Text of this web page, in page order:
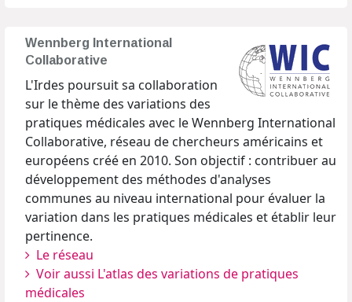
Wennberg International
Collaborative
L'Irdes poursuit sa collaboration
sur le thème des variations des
pratiques médicales avec le Wennberg International
Collaborative, réseau de chercheurs américains et
européens créé en 2010. Son objectif : contribuer au
développement des méthodes d'analyses
communes au niveau international pour évaluer la
variation dans les pratiques médicales et établir leur
pertinence.
Le réseau
Voir aussi L'atlas des variations de pratiques
médicales